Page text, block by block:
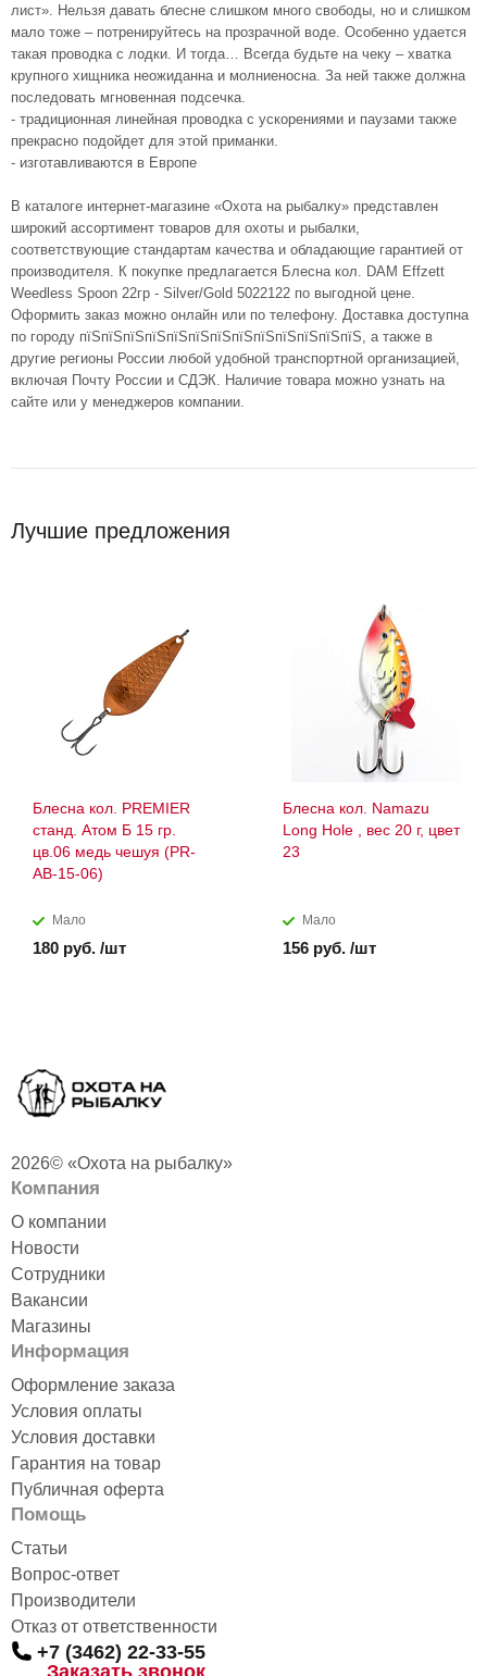
лист». Нельзя давать блесне слишком много свободы, но и слишком
мало тоже – потренируйтесь на прозрачной воде. Особенно удается
такая проводка с лодки. И тогда… Всегда будьте на чеку – хватка
крупного хищника неожиданна и молниеносна. За ней также должна
последовать мгновенная подсечка.
- традиционная линейная проводка с ускорениями и паузами также
прекрасно подойдет для этой приманки.
- изготавливаются в Европе
В каталоге интернет-магазине «Охота на рыбалку» представлен
широкий ассортимент товаров для охоты и рыбалки,
соответствующие стандартам качества и обладающие гарантией от
производителя. К покупке предлагается Блесна кол. DAM Effzett
Weedless Spoon 22гр - Silver/Gold 5022122 по выгодной цене.
Оформить заказ можно онлайн или по телефону. Доставка доступна
по городу пїЅпїЅпїЅпїЅпїЅпїЅпїЅпїЅпїЅпїЅпїЅпїЅпїЅ, а также в
другие регионы России любой удобной транспортной организацией,
включая Почту России и СДЭК. Наличие товара можно узнать на
сайте или у менеджеров компании.
Лучшие предложения
Блесна кол. PREMIER
станд. Атом Б 15 гр.
цв.06 медь чешуя (PR-
AB-15-06)
Мало
180 руб. /шт
Блесна кол. Namazu
Long Hole , вес 20 г, цвет
23
Мало
156 руб. /шт
2026© «Охота на рыбалку»
Компания
О компании
Новости
Сотрудники
Вакансии
Магазины
Информация
Оформление заказа
Условия оплаты
Условия доставки
Гарантия на товар
Публичная оферта
Помощь
Статьи
Вопрос-ответ
Производители
Отказ от ответственности
+7 (3462) 22-33-55
Заказать звонок